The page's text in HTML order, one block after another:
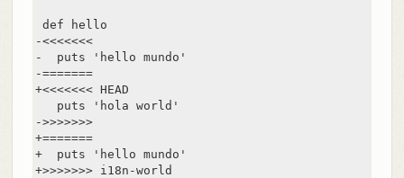
def hello
-<<<<<<<
-  puts 'hello mundo'
-=======
+<<<<<<< HEAD
   puts 'hola world'
->>>>>>>
+=======
+  puts 'hello mundo'
+>>>>>>> i18n-world